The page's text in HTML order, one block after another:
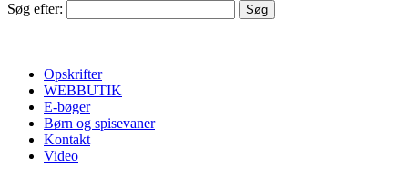
Søg efter:
Opskrifter
WEBBUTIK
E-bøger
Børn og spisevaner
Kontakt
Video